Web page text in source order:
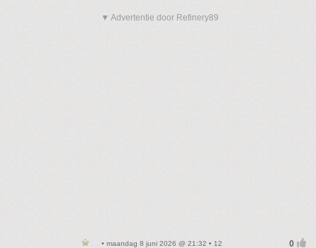
▼ Advertentie door Refinery89
• maandag 8 juni 2026 @ 21:32 • 12